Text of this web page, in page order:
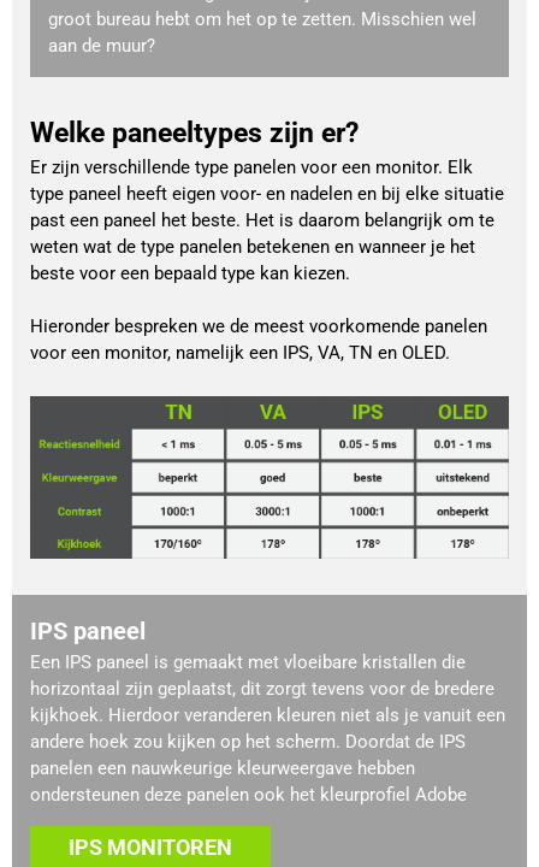
groot bureau hebt om het op te zetten. Misschien wel
aan de muur?
Welke paneeltypes zijn er?
Er zijn verschillende type panelen voor een monitor. Elk
type paneel heeft eigen voor- en nadelen en bij elke situatie
past een paneel het beste. Het is daarom belangrijk om te
weten wat de type panelen betekenen en wanneer je het
beste voor een bepaald type kan kiezen.
Hieronder bespreken we de meest voorkomende panelen
voor een monitor, namelijk een IPS, VA, TN en OLED.
IPS paneel
Een IPS paneel is gemaakt met vloeibare kristallen die
horizontaal zijn geplaatst, dit zorgt tevens voor de bredere
kijkhoek. Hierdoor veranderen kleuren niet als je vanuit een
andere hoek zou kijken op het scherm. Doordat de IPS
panelen een nauwkeurige kleurweergave hebben
ondersteunen deze panelen ook het kleurprofiel Adobe
IPS MONITOREN